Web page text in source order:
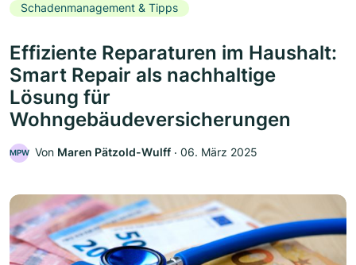
Schadenmanagement & Tipps
Effiziente Reparaturen im Haushalt:
Smart Repair als nachhaltige
Lösung für
Wohngebäudeversicherungen
MPW Von Maren Pätzold-Wulff ‧ 06. März 2025